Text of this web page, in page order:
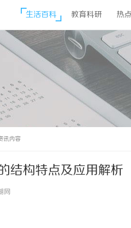
生活百科 教育科研 热
讯内容
结构特点及应用解析
网